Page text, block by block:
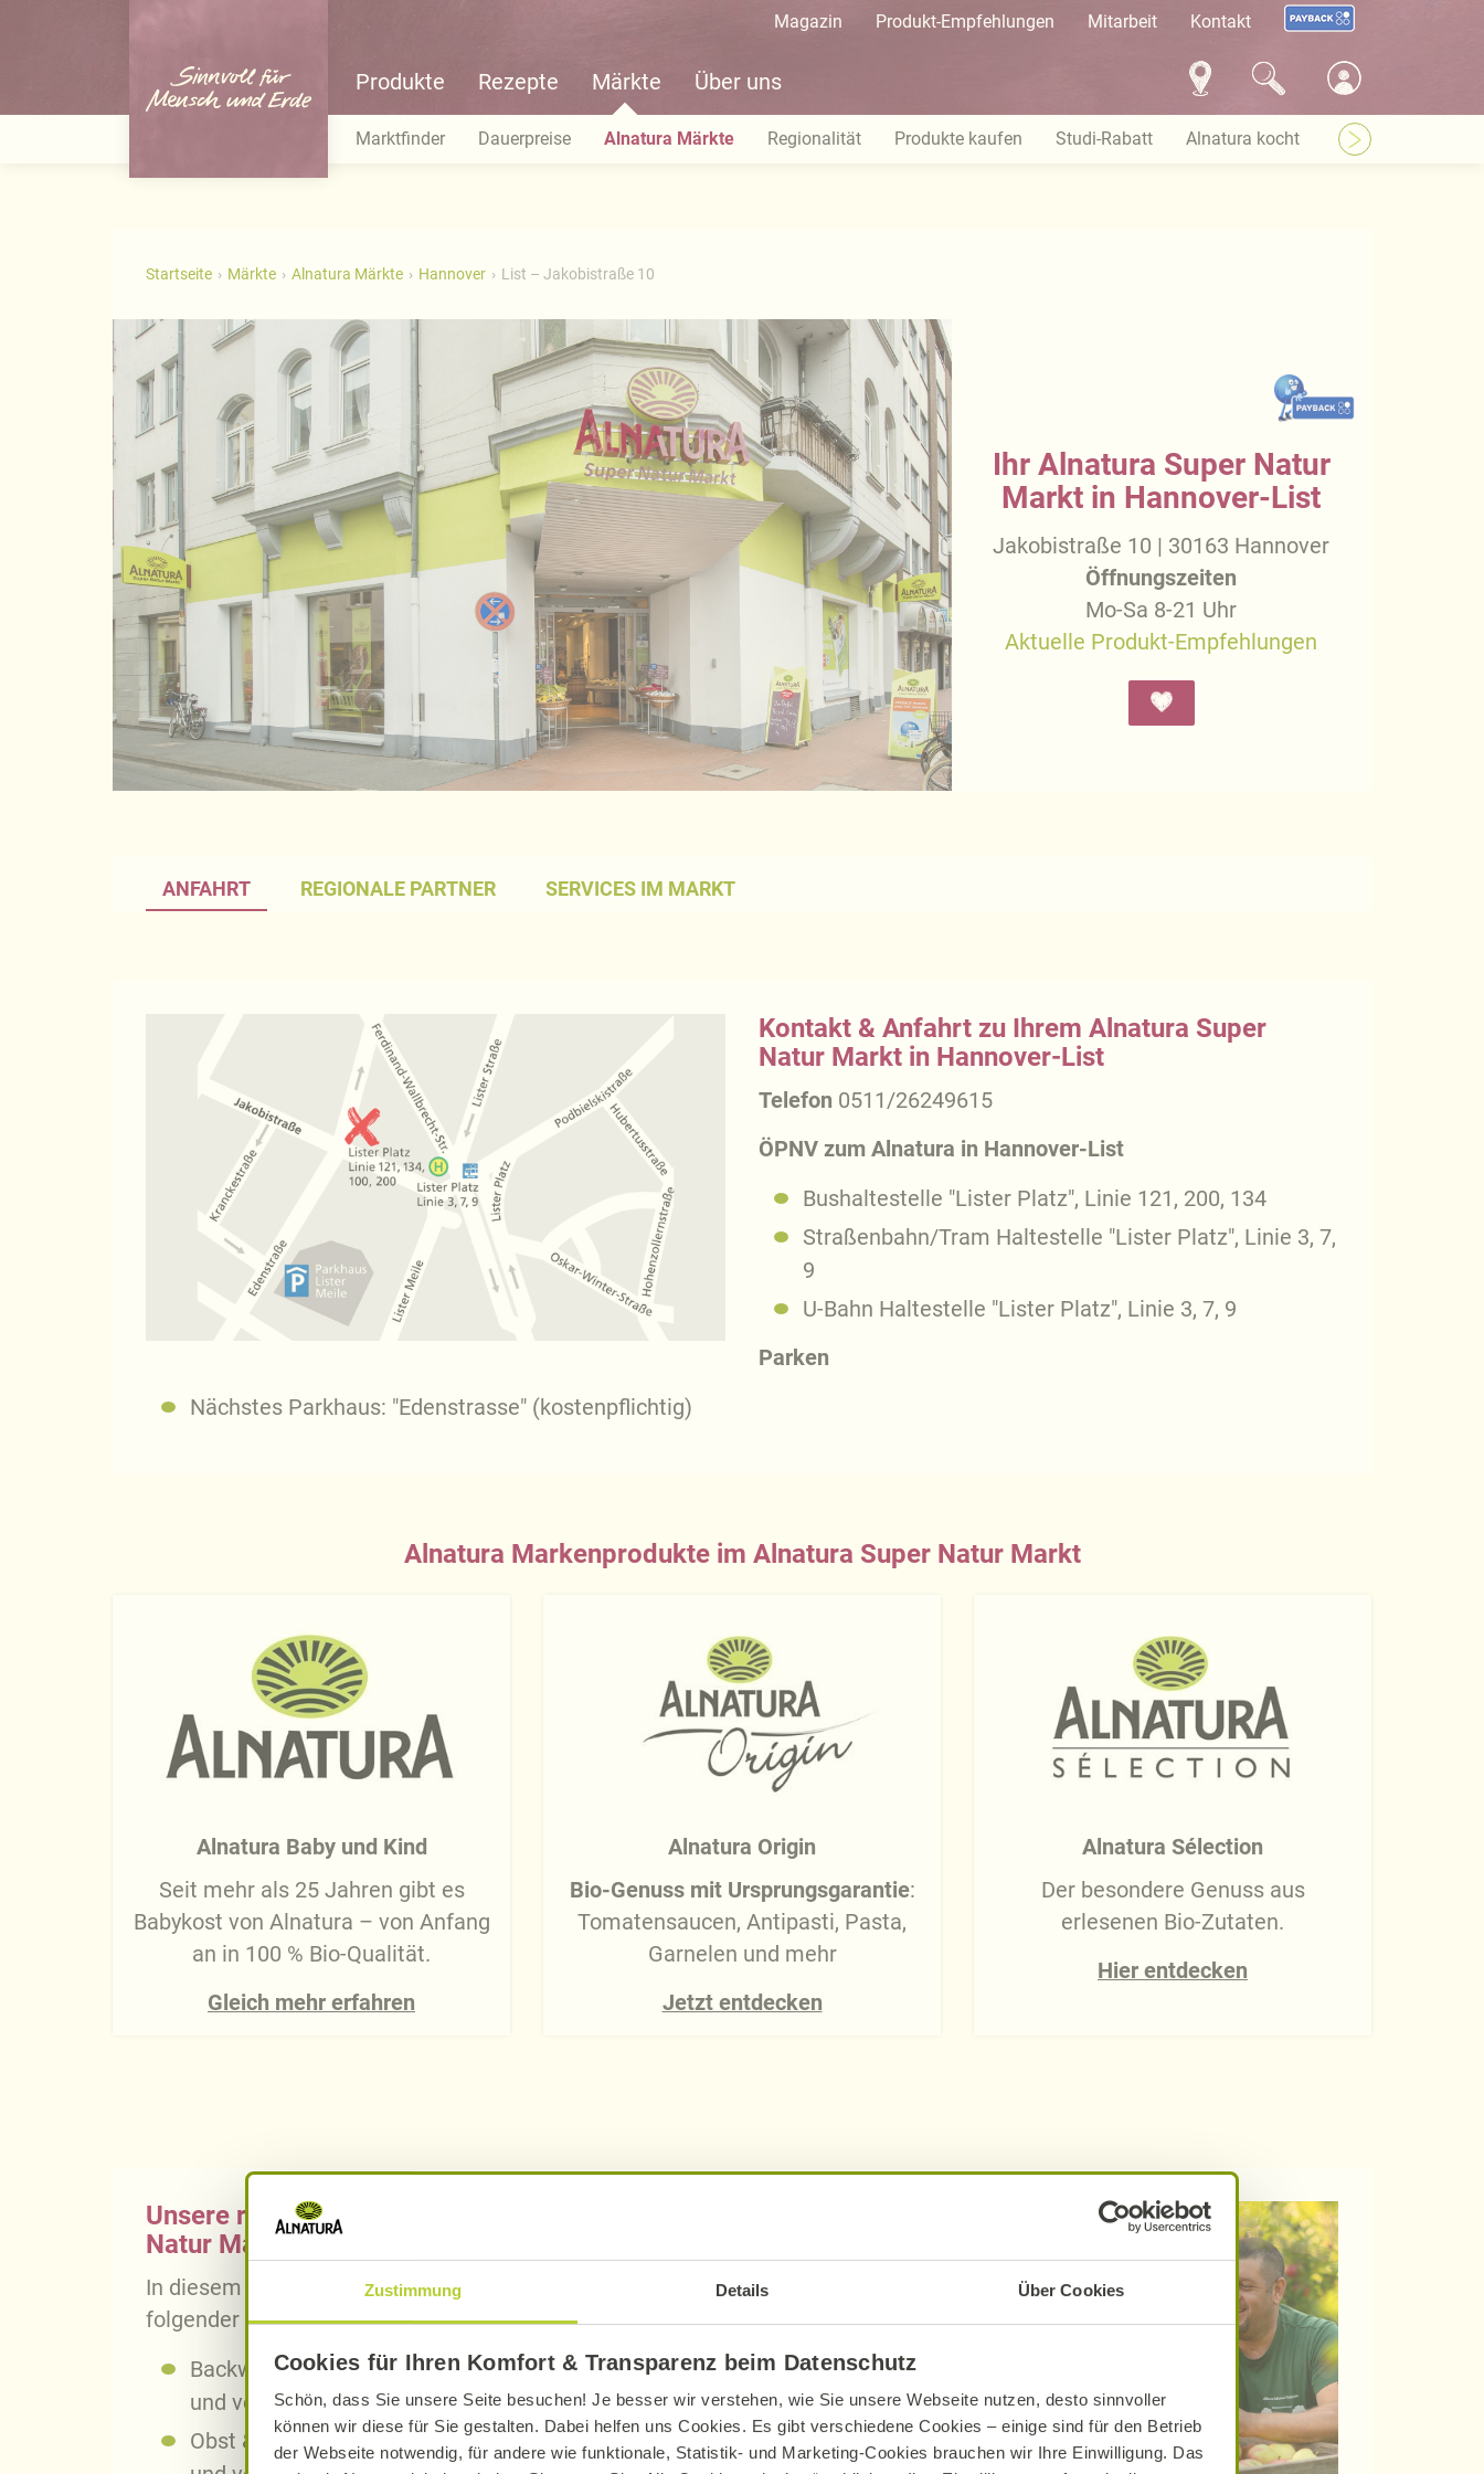
Zustimmung Details Über Cookies
Cookies für Ihren Komfort & Transparenz beim Datenschutz
Schön, dass Sie unsere Seite besuchen! Je besser wir verstehen, wie Sie unsere Webseite nutzen, desto sinnvoller
können wir diese für Sie gestalten. Dabei helfen uns Cookies. Es gibt verschiedene Cookies – einige sind für den Betrieb
der Webseite notwendig, für andere wie funktionale, Statistik- und Marketing-Cookies brauchen wir Ihre Einwilligung. Das
Magazin Produkt-Empfehlungen Mitarbeit Kontakt
Produkte Rezepte Märkte Über uns
Marktfinder Dauerpreise Alnatura Märkte Regionalität Produkte kaufen Studi-Rabatt Alnatura kocht Marktflächen
Startseite Märkte Alnatura Märkte Hannover List – Jakobistraße 10
Ihr Alnatura Super Natur
Markt in Hannover-List
Jakobistraße 10 | 30163 Hannover
Öffnungszeiten
Mo-Sa 8-21 Uhr
Aktuelle Produkt-Empfehlungen
ANFAHRT REGIONALE PARTNER SERVICES IM MARKT
Kontakt & Anfahrt zu Ihrem Alnatura Super
Natur Markt in Hannover-List
Telefon 0511/26249615
ÖPNV zum Alnatura in Hannover-List
Bushaltestelle "Lister Platz", Linie 121, 200, 134
Straßenbahn/Tram Haltestelle "Lister Platz", Linie 3, 7,
9
U-Bahn Haltestelle "Lister Platz", Linie 3, 7, 9
Parken
Nächstes Parkhaus: "Edenstrasse" (kostenpflichtig)
Alnatura Markenprodukte im Alnatura Super Natur Markt
Alnatura Baby und Kind
Seit mehr als 25 Jahren gibt es
Babykost von Alnatura – von Anfang
an in 100 % Bio-Qualität.
Gleich mehr erfahren
Alnatura Origin
Bio-Genuss mit Ursprungsgarantie:
Tomatensaucen, Antipasti, Pasta,
Garnelen und mehr
Jetzt entdecken
Alnatura Sélection
Der besondere Genuss aus
erlesenen Bio-Zutaten.
Hier entdecken
Unsere regionalen Partner im Alnatura Super
Natur Markt in Hannover-List
In diesem Alnatura Bio-Markt finden Sie auch Bio-Produkte
folgender regionaler Partner:
Backwaren von derBohlsener Mühleaus Bohlsen
und von Lenes Bio Backstubeaus Bremen
Obst & Gemüse vomBioHof Wöhler aus Burgwedel